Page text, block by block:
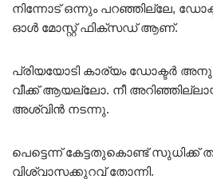
നിന്നോട് ഒന്നും പറഞ്ഞില്ലേ,
ഓൾ മോസ്റ്റ് ഫിക്സഡ് ആണ്.
പ്രിയയോടി കാര്യം ഡോക്ടർ
വീക്ക് ആയല്ലോ. നീ
അശ്വിൻ നടന്നു.
പെട്ടെന്ന് കേട്ടതുകൊണ്ട് സുധിക്ക്
വിശ്വാസക്കുറവ് തോന്നി.